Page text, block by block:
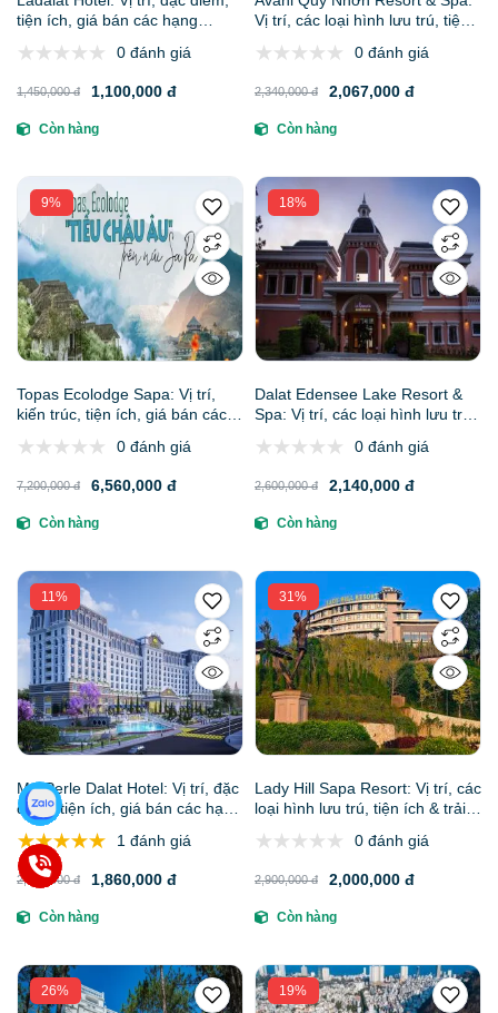
tiện ích, giá bán các hạng
0 đánh giá
1,450,000 đ 1,100,000 đ
Còn hàng
Vị trí, các loại hình lưu trú, tiện
0 đánh giá
2,340,000 đ 2,067,000 đ
Còn hàng
9%
Topas Ecolodge Sapa: Vị trí,
kiến trúc, tiện ích, giá bán các
phòng
0 đánh giá
7,200,000 đ 6,560,000 đ
Còn hàng
18%
Dalat Edensee Lake Resort &
Spa: Vị trí, các loại hình lưu trú,
0 đánh giá
2,600,000 đ 2,140,000 đ
Còn hàng
11%
MerPerle Dalat Hotel: Vị trí, đặc
điểm, tiện ích, giá bán các hạng
phòng & kinh nghiệm đặt phòng
1 đánh giá
2,100,000 đ 1,860,000 đ
Còn hàng
31%
Lady Hill Sapa Resort: Vị trí, các
loại hình lưu trú, tiện ích & trải
0 đánh giá
2,900,000 đ 2,000,000 đ
Còn hàng
26% 19%